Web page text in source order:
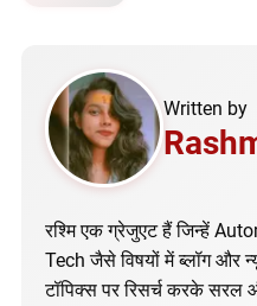
Written by
रश्मि एक ग्रेजुएट हैं जिन्हें
Tech जैसे विषयों में ब्लॉग और
टॉपिक्स पर रिसर्च करके